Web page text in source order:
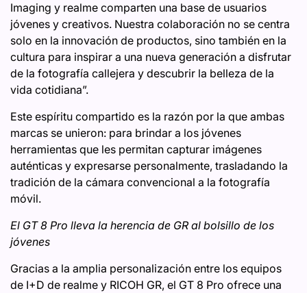
Imaging y realme comparten una base de usuarios
jóvenes y creativos. Nuestra colaboración no se centra
solo en la innovación de productos, sino también en la
cultura para inspirar a una nueva generación a disfrutar
de la fotografía callejera y descubrir la belleza de la
vida cotidiana”.
Este espíritu compartido es la razón por la que ambas
marcas se unieron: para brindar a los jóvenes
herramientas que les permitan capturar imágenes
auténticas y expresarse personalmente, trasladando la
tradición de la cámara convencional a la fotografía
móvil.
El GT 8 Pro lleva la herencia de GR al bolsillo de los
jóvenes
Gracias a la amplia personalización entre los equipos
de I+D de realme y RICOH GR, el GT 8 Pro ofrece una